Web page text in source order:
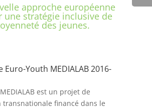
approche européenne
une stratégie inclusive de
des jeunes.
Euro-Youth MEDIALAB 2016-
est un projet de
transnationale financé dans le